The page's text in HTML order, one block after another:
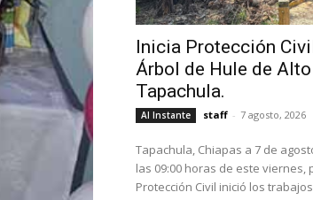
Inicia Protección
Árbol de Hule de
Tapachula.
Al Instante staff - 7 agosto, 2026
Tapachula, Chiapas a 7 de
las 09:00 horas de este viernes,
Protección Civil inició los